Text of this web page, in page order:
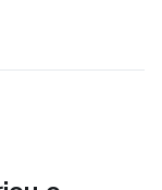
filhos, entender
Aqui